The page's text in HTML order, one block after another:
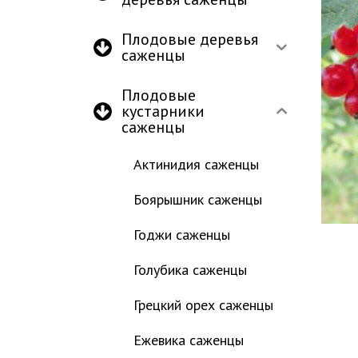
Плодовые деревья
саженцы
Плодовые
кустарники
саженцы
Актинидия саженцы
Боярышник саженцы
Годжи саженцы
Голубика саженцы
Грецкий орех саженцы
Ежевика саженцы